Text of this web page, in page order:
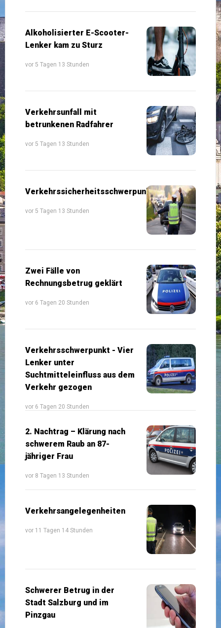
Alkoholisierter E-Scooter-
Lenker kam zu Sturz
vor 5 Tagen 13 Stunden
Verkehrsunfall mit
betrunkenen Radfahrer
vor 5 Tagen 13 Stunden
Verkehrssicherheitsschwerpunkte
vor 5 Tagen 13 Stunden
Zwei Fälle von
Rechnungsbetrug geklärt
vor 6 Tagen 20 Stunden
Verkehrsschwerpunkt - Vier
Lenker unter
Suchtmitteleinfluss aus dem
Verkehr gezogen
vor 6 Tagen 20 Stunden
2. Nachtrag – Klärung nach
schwerem Raub an 87-
jähriger Frau
vor 8 Tagen 13 Stunden
Verkehrsangelegenheiten
vor 11 Tagen 14 Stunden
Schwerer Betrug in der
Stadt Salzburg und im
Pinzgau